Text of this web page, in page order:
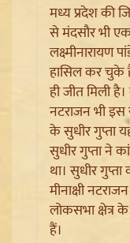
Article 370
सुरक्षा,
मध्य प्रदेश की
से मंदसौर भी
लक्ष्मीनारायण
हासिल कर चुके
ही जीत मिली
नटराजन भी
के सुधीर गुप्ता
सुधीर गुप्ता ने
था। सुधीर
मीनाक्षी
लोकसभा क्षेत्र
हैं।